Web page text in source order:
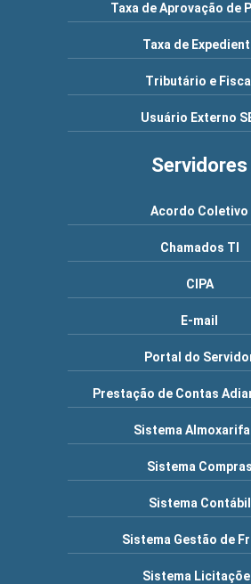
Taxa de Aprovação de
Taxa de
Tributário e Fiscal
Usuário Externo
Servidores
Acordo Coletivo
Chamados TI
CIPA
E-mail
Portal do
Prestação de Contas
Sistema
Sistema Compras
Sistema Contábil
Sistema Gestão de
Sistema